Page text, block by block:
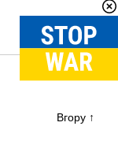
Вгору ↑